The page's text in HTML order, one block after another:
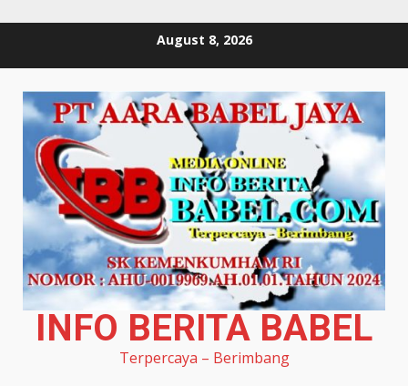
August 8, 2026
INFO BERITA BABEL
Terpercaya – Berimbang